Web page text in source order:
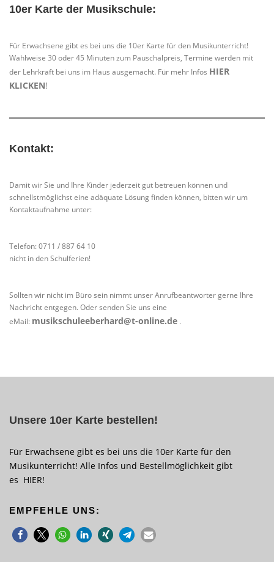
10er Karte der Musikschule:
Für Erwachsene gibt es bei uns die 10er Karte für den Musikunterricht!
Wahlweise 30 oder 45 Minuten zum Pauschalpreis, Termine werden mit
der Lehrkraft bei uns im Haus ausgemacht. Für mehr Infos HIER
KLICKEN!
Kontakt:
Damit wir Sie und Ihre Kinder jederzeit gut betreuen können und
schnellstmöglichst eine adäquate Lösung finden können, bitten wir um
Kontaktaufnahme unter:
Telefon: 0711 / 887 64 10
nicht in den Schulferien!
Sollten wir nicht im Büro sein nimmt unser Anrufbeantworter gerne Ihre
Nachricht entgegen. Oder senden Sie uns eine
eMail: musikschuleeberhard@t-online.de .
Unsere 10er Karte bestellen!
Für Erwachsene gibt es bei uns die 10er Karte für den
Musikunterricht! Alle Infos und Bestellmöglichkeit gibt
es HIER!
EMPFEHLE UNS: